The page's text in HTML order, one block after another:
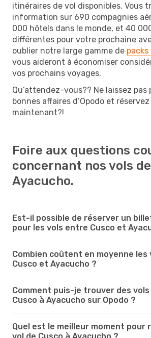
itinéraires de vol disponibles. Vous
information sur 690 compagnies
000 hôtels dans le monde, et 40
différentes pour votre prochaine
oublier notre large gamme de
vous aideront à économiser
vos prochains voyages.
Qu’attendez-vous?? Ne laissez pas
bonnes affaires d’Opodo et
maintenant?!
Foire aux questions
concernant nos vols
Ayacucho.
Est-il possible de réserver un
pour les vols entre Cusco et
Combien coûtent en moyenne les
Cusco et Ayacucho ?
Comment puis-je trouver des
Cusco à Ayacucho sur Opodo ?
Quel est le meilleur moment pour